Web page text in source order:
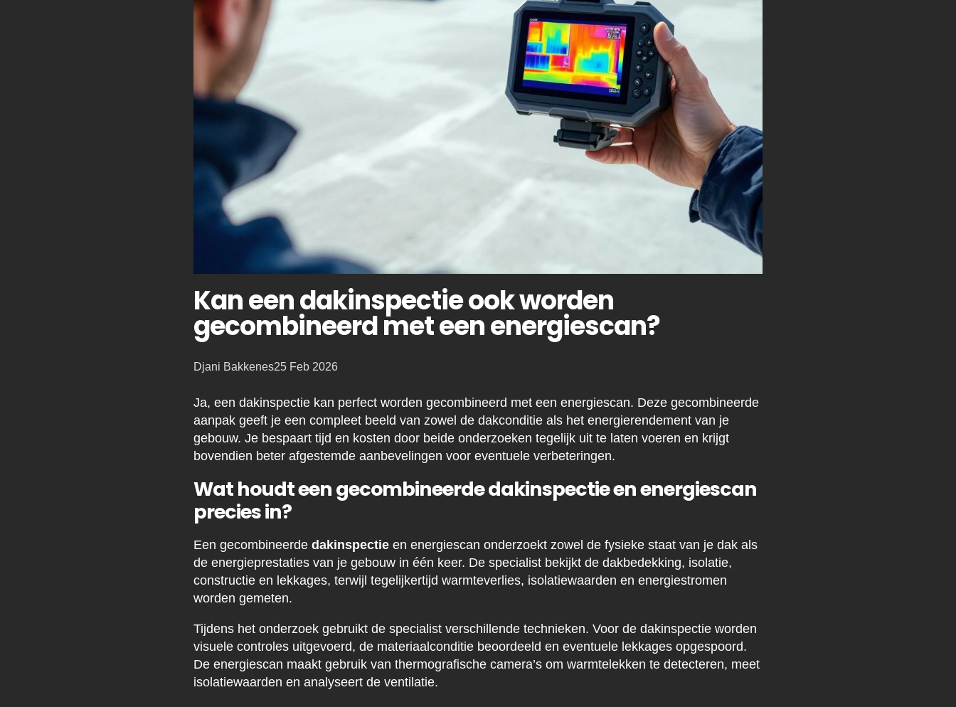
Kan een dakinspectie ook worden
gecombineerd met een energiescan?
Posted
Djani Bakkenes25 Feb 2026
Ja, een dakinspectie kan perfect worden gecombineerd met een energiescan. Deze gecombineerde
aanpak geeft je een compleet beeld van zowel de dakconditie als het energierendement van je
gebouw. Je bespaart tijd en kosten door beide onderzoeken tegelijk uit te laten voeren en krijgt
bovendien beter afgestemde aanbevelingen voor eventuele verbeteringen.
Wat houdt een gecombineerde dakinspectie en energiescan
precies in?
Een gecombineerde dakinspectie en energiescan onderzoekt zowel de fysieke staat van je dak als
de energieprestaties van je gebouw in één keer. De specialist bekijkt de dakbedekking, isolatie,
constructie en lekkages, terwijl tegelijkertijd warmteverlies, isolatiewaarden en energiestromen
worden gemeten.
Tijdens het onderzoek gebruikt de specialist verschillende technieken. Voor de dakinspectie worden
visuele controles uitgevoerd, de materiaalconditie beoordeeld en eventuele lekkages opgespoord.
De energiescan maakt gebruik van thermografische camera’s om warmtelekken te detecteren, meet
isolatiewaarden en analyseert de ventilatie.